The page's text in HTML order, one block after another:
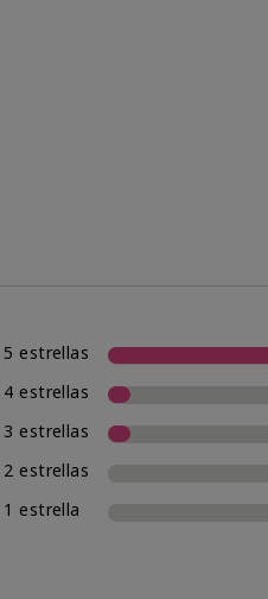
5 estrellas
4 estrellas
3 estrellas
2 estrellas
1 estrella